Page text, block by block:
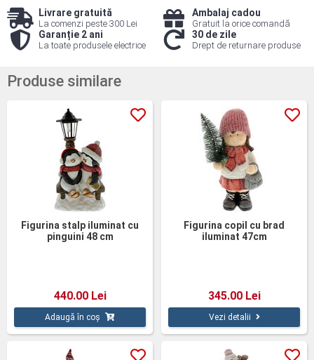
Livrare gratuită
La comenzi peste 300 Lei
Ambalaj cadou
Gratuit la orice comandă
Garanție 2 ani
La toate produsele electrice
30 de zile
Drept de returnare produse
Produse similare
Figurina stalp iluminat cu
pinguini 48 cm
440.00 Lei
Adaugă în coș
Figurina copil cu brad
iluminat 47cm
345.00 Lei
Vezi detalii